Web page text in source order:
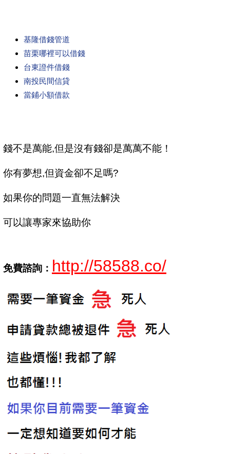
基隆借錢管道
苗栗哪裡可以借錢
台東證件借錢
南投民間信貸
當鋪小額借款
錢不是萬能,但是沒有錢卻是萬萬不能！
你有夢想,但資金卻不足嗎?
如果你的問題一直無法解決
可以讓專家來協助你
免費諮詢： http://58588.co/